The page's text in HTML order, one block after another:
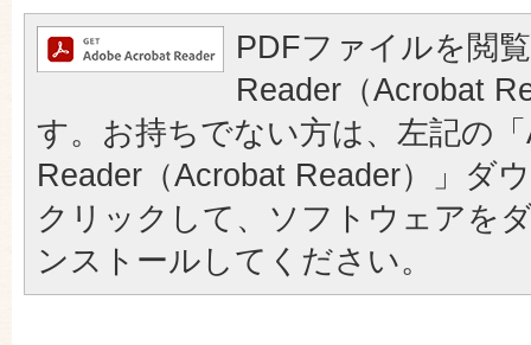
PDFファイルを閲
Reader（Acrobat
す。お持ちでない方は、左記の
Reader（Acrobat Reader）」ダ
クリックして、ソフトウェアを
ンストールしてください。